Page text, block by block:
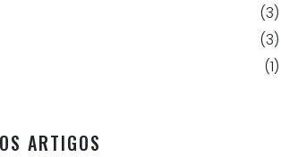
(3)
(3)
(1)
ARTIGOS